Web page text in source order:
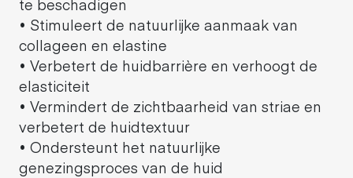
te beschadigen
• Stimuleert de natuurlijke aanmaak van
collageen en elastine
• Verbetert de huidbarrière en verhoogt de
elasticiteit
• Vermindert de zichtbaarheid van striae en
verbetert de huidtextuur
• Ondersteunt het natuurlijke
genezingsproces van de huid